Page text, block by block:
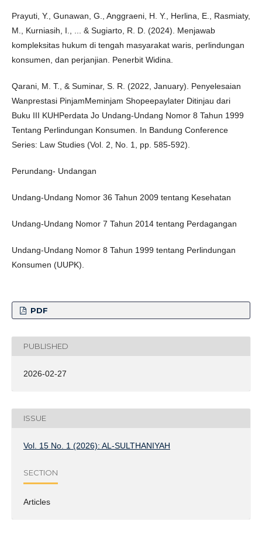
Prayuti, Y., Gunawan, G., Anggraeni, H. Y., Herlina, E., Rasmiaty,
M., Kurniasih, I., ... & Sugiarto, R. D. (2024). Menjawab
kompleksitas hukum di tengah masyarakat waris, perlindungan
konsumen, dan perjanjian. Penerbit Widina.
Qarani, M. T., & Suminar, S. R. (2022, January). Penyelesaian
Wanprestasi PinjamMeminjam Shopeepaylater Ditinjau dari
Buku III KUHPerdata Jo Undang-Undang Nomor 8 Tahun 1999
Tentang Perlindungan Konsumen. In Bandung Conference
Series: Law Studies (Vol. 2, No. 1, pp. 585-592).
Perundang- Undangan
Undang-Undang Nomor 36 Tahun 2009 tentang Kesehatan
Undang-Undang Nomor 7 Tahun 2014 tentang Perdagangan
Undang-Undang Nomor 8 Tahun 1999 tentang Perlindungan
Konsumen (UUPK).
PDF
PUBLISHED
2026-02-27
ISSUE
Vol. 15 No. 1 (2026): AL-SULTHANIYAH
SECTION
Articles